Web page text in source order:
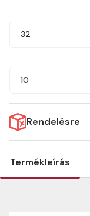
32
10
Rendelésre
Termékleírás